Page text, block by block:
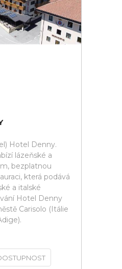
Hotel Denny.
lázeňské a
bezplatnou
která podává
a italské
Hotel Denny
Carisolo (Itálie